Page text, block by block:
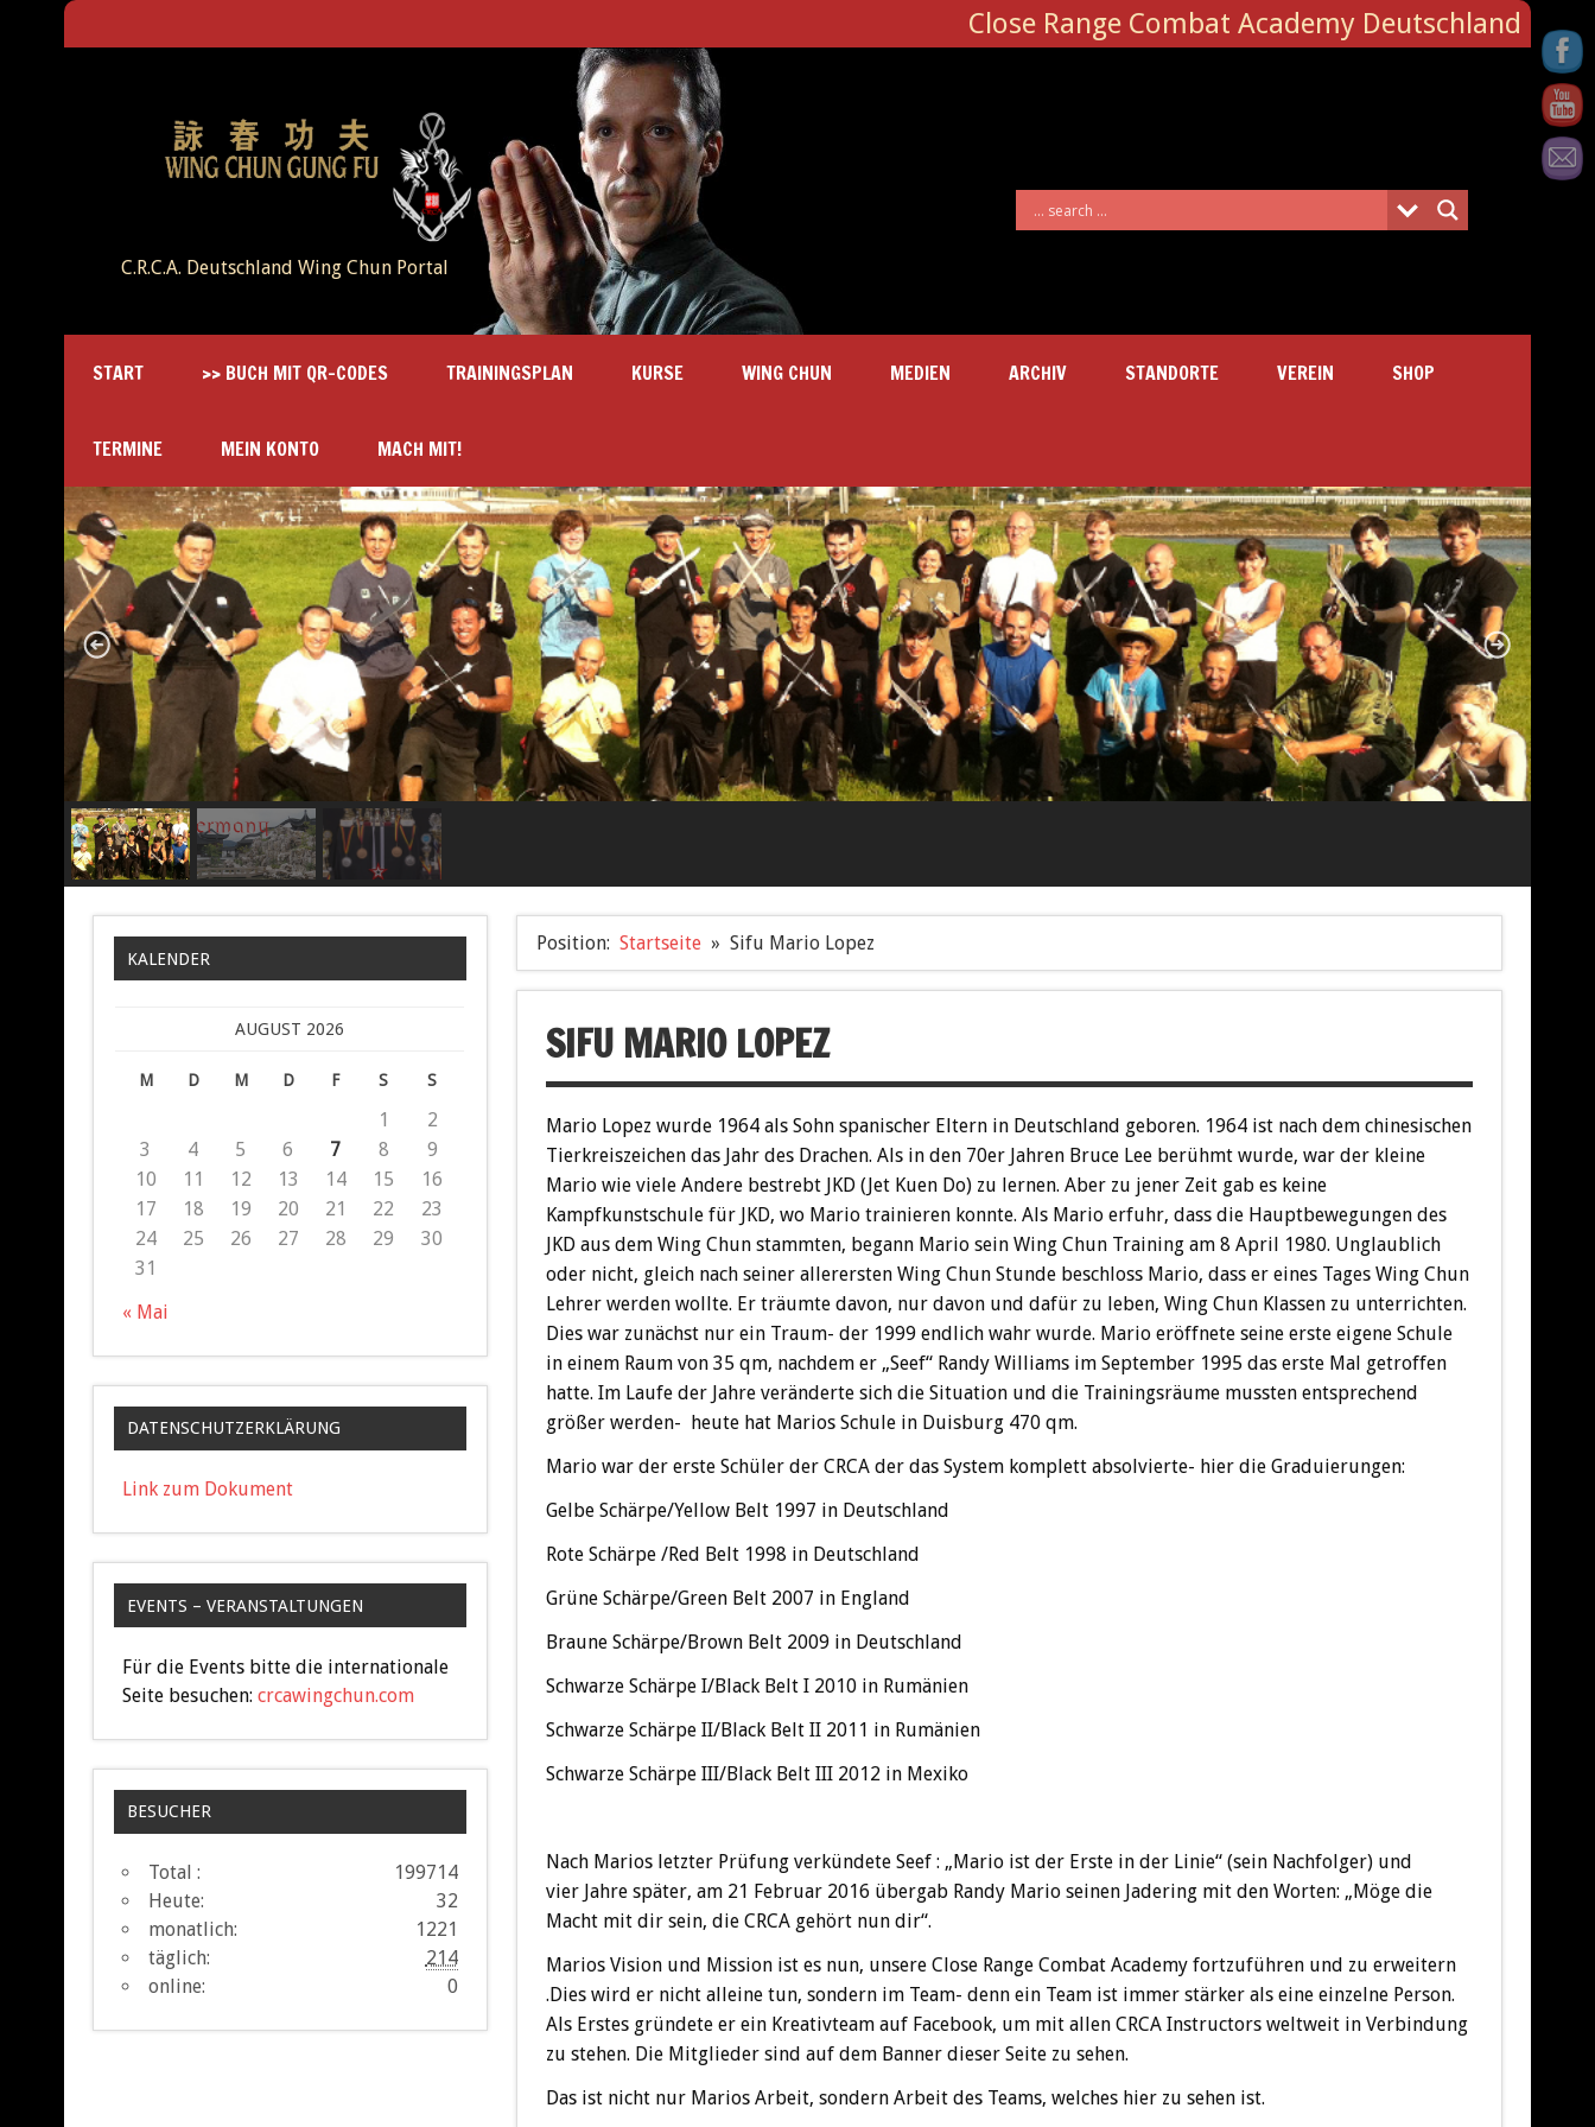
Close Range Combat Academy Deutschland
C.R.C.A. Deutschland Wing Chun Portal
START >> BUCH MIT QR-CODES TRAININGSPLAN KURSE WING CHUN MEDIEN ARCHIV STANDORTE VEREIN SHOP
TERMINE MEIN KONTO MACH MIT!
Position: Startseite Sifu Mario Lopez
SIFU MARIO LOPEZ
Mario Lopez wurde 1964 als Sohn spanischer Eltern in Deutschland geboren. 1964 ist nach dem chinesischen
Tierkreiszeichen das Jahr des Drachen. Als in den 70er Jahren Bruce Lee berühmt wurde, war der kleine
Mario wie viele Andere bestrebt JKD (Jet Kuen Do) zu lernen. Aber zu jener Zeit gab es keine
Kampfkunstschule für JKD, wo Mario trainieren konnte. Als Mario erfuhr, dass die Hauptbewegungen des
JKD aus dem Wing Chun stammten, begann Mario sein Wing Chun Training am 8 April 1980. Unglaublich
oder nicht, gleich nach seiner allerersten Wing Chun Stunde beschloss Mario, dass er eines Tages Wing Chun
Lehrer werden wollte. Er träumte davon, nur davon und dafür zu leben, Wing Chun Klassen zu unterrichten.
Dies war zunächst nur ein Traum- der 1999 endlich wahr wurde. Mario eröffnete seine erste eigene Schule
in einem Raum von 35 qm, nachdem er „Seef“ Randy Williams im September 1995 das erste Mal getroffen
hatte. Im Laufe der Jahre veränderte sich die Situation und die Trainingsräume mussten entsprechend
größer werden- heute hat Marios Schule in Duisburg 470 qm.
Mario war der erste Schüler der CRCA der das System komplett absolvierte- hier die Graduierungen:
Gelbe Schärpe/Yellow Belt 1997 in Deutschland
Rote Schärpe /Red Belt 1998 in Deutschland
Grüne Schärpe/Green Belt 2007 in England
Braune Schärpe/Brown Belt 2009 in Deutschland
Schwarze Schärpe I/Black Belt I 2010 in Rumänien
Schwarze Schärpe II/Black Belt II 2011 in Rumänien
Schwarze Schärpe III/Black Belt III 2012 in Mexiko
Nach Marios letzter Prüfung verkündete Seef : „Mario ist der Erste in der Linie“ (sein Nachfolger) und
vier Jahre später, am 21 Februar 2016 übergab Randy Mario seinen Jadering mit den Worten: „Möge die
Macht mit dir sein, die CRCA gehört nun dir“.
Marios Vision und Mission ist es nun, unsere Close Range Combat Academy fortzuführen und zu erweitern
.Dies wird er nicht alleine tun, sondern im Team- denn ein Team ist immer stärker als eine einzelne Person.
Als Erstes gründete er ein Kreativteam auf Facebook, um mit allen CRCA Instructors weltweit in Verbindung
zu stehen. Die Mitglieder sind auf dem Banner dieser Seite zu sehen.
Das ist nicht nur Marios Arbeit, sondern Arbeit des Teams, welches hier zu sehen ist.
KALENDER
AUGUST 2026
M D M D F S S
« Mai
1
2
3
4 5 6 7 8
9
10
11 12 13 14 15
16
17
18 19 20 21 22
23
24
25 26 27 28 29
30
31
DATENSCHUTZERKLÄRUNG
Link zum Dokument
EVENTS – VERANSTALTUNGEN
Für die Events bitte die internationale
Seite besuchen: crcawingchun.com
BESUCHER
199714
Total :
32
Heute:
1221
monatlich:
214
täglich:
0
online: